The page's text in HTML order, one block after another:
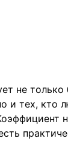
не
и тех, кто